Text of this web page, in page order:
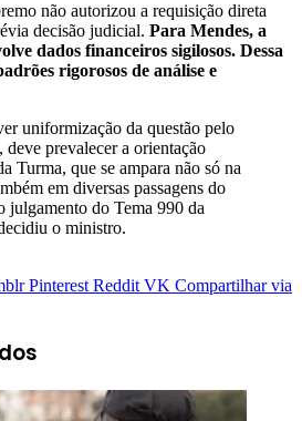
não autorizou a requisição direta
decisão judicial. Para Mendes, a
dados financeiros sigilosos. Dessa
rigorosos de análise e
uniformização da questão pelo
deve prevalecer a orientação
Turma, que se ampara não só na
em diversas passagens do
julgamento do Tema 990 da
o ministro.
Pinterest Reddit VK Compartilhar via